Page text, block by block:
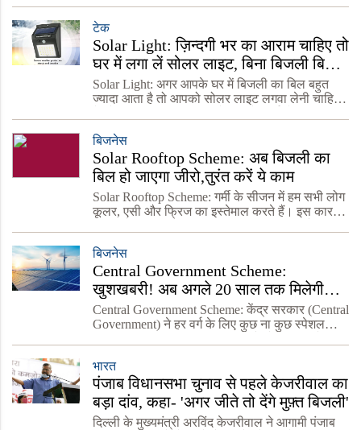
टेक
Solar Light: ज़िन्दगी भर का आराम चाहिए तो
घर में लगा लें सोलर लाइट, बिना बिजली बिल
के होगी मौज, जानें कीमत
Solar Light: अगर आपके घर में बिजली का बिल बहुत
ज्यादा आता है तो आपको सोलर लाइट लगवा लेनी चाहिए.
बिजनेस
Solar Rooftop Scheme: अब बिजली का
बिल हो जाएगा जीरो,तुरंत करें ये काम
Solar Rooftop Scheme: गर्मी के सीजन में हम सभी लोग
कूलर, एसी और फ्रिज का इस्तेमाल करते हैं। इस कारण
में जब
बिजनेस
Central Government Scheme:
खुशखबरी! अब अगले 20 साल तक मिलेगी
फ्री बिजली, ऐसे करें आवेदन
Central Government Scheme: केंद्र सरकार (Central
Government) ने हर वर्ग के लिए कुछ ना कुछ स्पेशल
तक आप
भारत
पंजाब विधानसभा चुनाव से पहले केजरीवाल का
बड़ा दांव, कहा- 'अगर जीते तो देंगे मुफ़्त बिजली'
दिल्ली के मुख्यमंत्री अरविंद केजरीवाल ने आगामी पंजाब